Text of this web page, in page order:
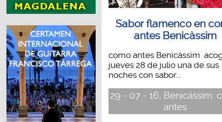
Sabor flamenco en
antes Benicàssim
como antes Benicàssim
jueves 28 de julio una de sus
noches con sabor...
29 - 07 - 16, Benicàssim.
antes